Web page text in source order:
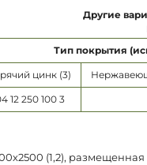
Другие
Тип покрытия
цинк (3)
12 250 100 3
(1,2),